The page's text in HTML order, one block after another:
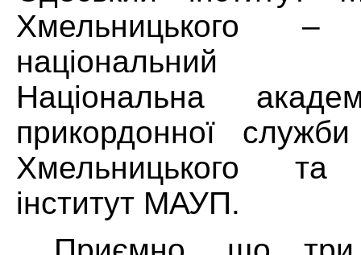
Хмельницького –
національний
Національна
прикордонної
Хмельницького та
інститут МАУП.